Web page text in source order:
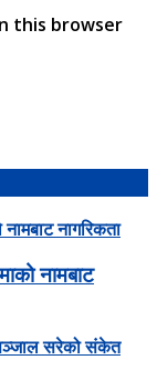
this browser
नामबाट